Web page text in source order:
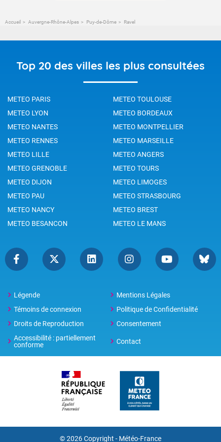
Accueil Auvergne-Rhône-Alpes Puy-de-Dôme Ravel
Top 20 des villes les plus consultées
METEO PARIS
METEO TOULOUSE
METEO LYON
METEO BORDEAUX
METEO NANTES
METEO MONTPELLIER
METEO RENNES
METEO MARSEILLE
METEO LILLE
METEO ANGERS
METEO GRENOBLE
METEO TOURS
METEO DIJON
METEO LIMOGES
METEO PAU
METEO STRASBOURG
METEO NANCY
METEO BREST
METEO BESANCON
METEO LE MANS
Légende
Mentions Légales
Témoins de connexion
Politique de Confidentialité
Droits de Reproduction
Consentement
Accessibilité : partiellement
conforme
Contact
© 2026 Copyright - Météo-France